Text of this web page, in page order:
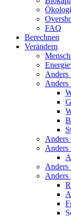
FAQ
Berechnen
Verändern
Anders
Anders
Anders
Anders
Anders
Anders